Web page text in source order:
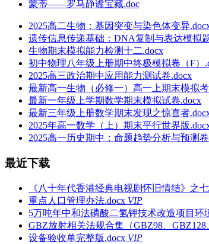
蒙蒂——罗马静谧宝藏.doc
2025高二生物：基因突变与染色体变异
遗传信息传递基础：DNA复制与表达模拟
生物期末模拟能力检测十二.docx
初中物理八年级上册期中终极模拟卷（F）
2025高三政治期中应用能力测试卷.docx
最新高一生物（必修一）高一上期末模拟
最新一年级上学期数学期末模拟试卷.docx
最新三年级上册数学期末发现之惊喜者
2025年高一数学（上）期末平行世界版
2025高一历史期中：命题趋势分析与预测
最近下载
《八十年代香港经典电视剧怀旧情结》之
重点人口管理办法.docx VIP
5万吨年中和法磷酸二氢钾技术改造项目环
GBZ放射相关法规合集（GBZ98、GBZ128
设备验收单完整版.docx VIP